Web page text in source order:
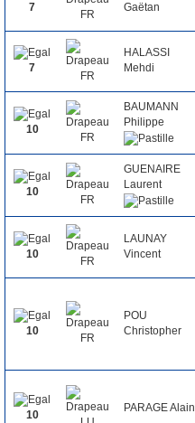
7
Gaëtan
7
HALASSI
Mehdi
10
BAUMANN
Philippe
10
GUENAIRE
Laurent
10
LAUNAY
Vincent
10
POU
Christopher
10
PARAGE Alain